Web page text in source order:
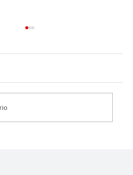
rede de negócios